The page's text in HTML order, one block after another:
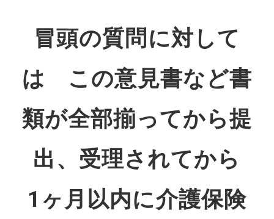
冒頭の質問に対して
は この意見書など書
類が全部揃ってから提
出、受理されてから
1ヶ月以内に介護保険